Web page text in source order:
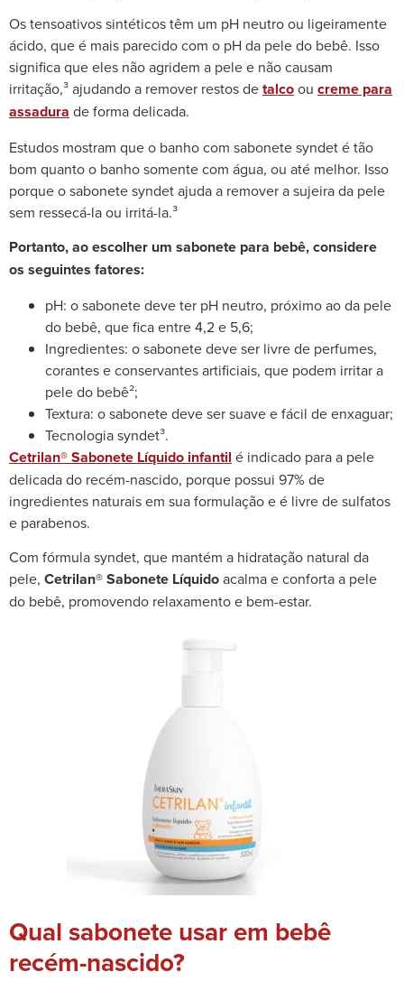
Os tensoativos sintéticos têm um pH neutro ou ligeiramente
ácido, que é mais parecido com o pH da pele do bebê. Isso
significa que eles não agridem a pele e não causam
irritação,³ ajudando a remover restos detalcoou creme para
assadura de forma delicada.
Estudos mostram que o banho com sabonete syndet é tão
bom quanto o banho somente com água, ou até melhor. Isso
porque o sabonete syndet ajuda a remover a sujeira da pele
sem ressecá-la ou irritá-la.³
Portanto, ao escolher um sabonete para bebê, considere
os seguintes fatores:
pH: o sabonete deve ter pH neutro, próximo ao da pele
do bebê, que fica entre 4,2 e 5,6;
Ingredientes: o sabonete deve ser livre de perfumes,
corantes e conservantes artificiais, que podem irritar a
pele do bebê²;
Textura: o sabonete deve ser suave e fácil de enxaguar;
Tecnologia syndet³.
Cetrilan® Sabonete Líquido infantil é indicado para a pele
delicada do recém-nascido, porque possui 97% de
ingredientes naturais em sua formulação e é livre de sulfatos
e parabenos.
Com fórmula syndet, que mantém a hidratação natural da
pele, Cetrilan® Sabonete Líquidoacalma e conforta a pele
do bebê, promovendo relaxamento e bem-estar.
Qual sabonete usar em bebê
recém-nascido?